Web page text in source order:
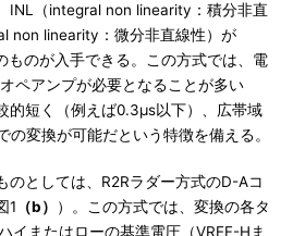
INL（integral non linearity：積分非直
non linearity：微分非直線性）が
ものが入手できる。この方式では、電
ペアンプが必要となることが多い
的短く（例えば0.3μs以下）、広帯域
の変換が可能だという特徴を備える。
としては、R2Rラダー方式のD-Aコ
1 （b）
）。この方式では、変換の各タ
イまたはローの基準電圧（VREF-Hま